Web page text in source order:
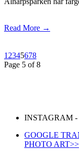
Read More →
1 2345678
Page 5 of 8
INSTAGRAM
GOOGLE
PHOTO ART>>